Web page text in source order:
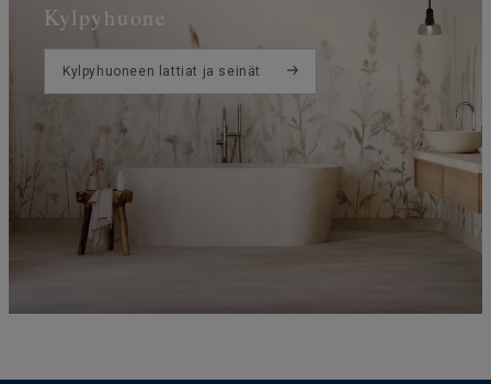
Kylpyhuone
Kylpyhuoneen lattiat ja seinät